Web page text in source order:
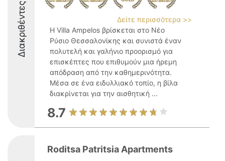
Διακριθέντες
Δείτε περισσότερα >>
Η Villa Ampelos βρίσκεται στο Νέο
Ρύσιο Θεσσαλονίκης και συνιστά έναν
πολυτελή και γαλήνιο προορισμό για
επισκέπτες που επιθυμούν μια ήρεμη
απόδραση από την καθημερινότητα.
Μέσα σε ένα ειδυλλιακό τοπίο, η βίλα
διακρίνεται για την αισθητική ...
8.7
Roditsa Patritsia Apartments